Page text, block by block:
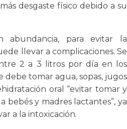
desgaste físico debido a su
abundancia, para evitar la
llevar a complicaciones. Se
2 a 3 litros por día en los
debe tomar agua, sopas, jugos
oral “evitar tomar y
bebés y madres lactantes”, ya
a la intoxicación.